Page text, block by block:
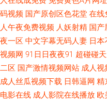
人人操碰成人 97爽片 AV狼友社区
九色111 少妇福利姬91 91大神麻豆
月天 日韩中文欧美网 亚洲AV色色
牛 国产56区 九九一AV 欧美日韩免
码视频 国产原创区色花堂 在线
人午夜免费视频 人妖射精 国产
夜一区 中文字幕无码人妻 日本
视频网 91日日夜夜91 超碰碰
二区 国产激情视频网站 成人视
成人丝瓜视频下载 日韩逼网 精
电影在线 成人影院在线播放 欧